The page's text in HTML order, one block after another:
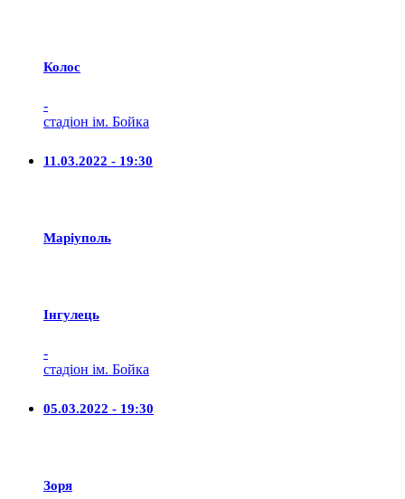
Колос
-
стадіон ім. Бойка
11.03.2022 - 19:30
Маріуполь
Iнгулець
-
стадіон ім. Бойка
05.03.2022 - 19:30
Зоря